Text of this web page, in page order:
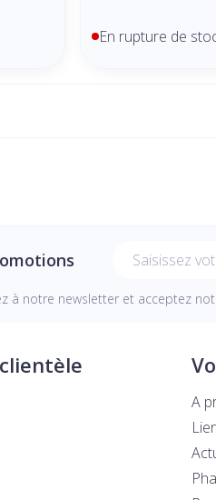
En rupture de
à notre newsletter et acceptez
A